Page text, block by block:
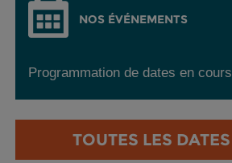
NOS ÉVÉNEMENTS
Programmation de dates en cours
TOUTES LES DATES